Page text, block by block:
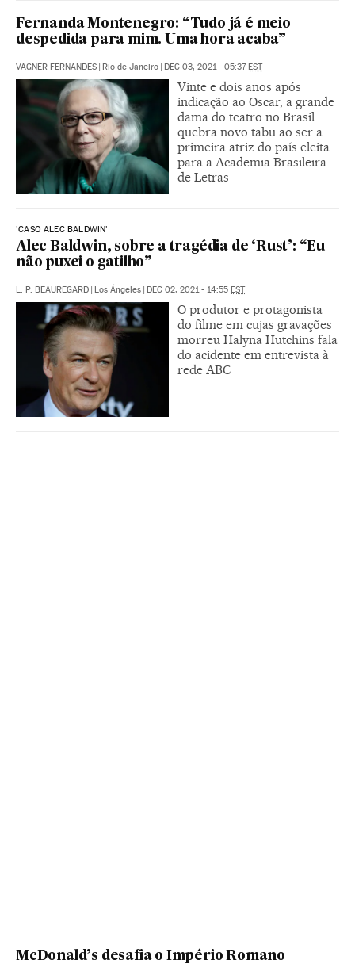
Fernanda Montenegro: “Tudo já é meio
despedida para mim. Uma hora acaba”
VAGNER FERNANDES | Rio de Janeiro | DEC 03, 2021 - 05:37EST
Vinte e dois anos após
indicação ao Oscar, a grande
dama do teatro no Brasil
quebra novo tabu ao ser a
primeira atriz do país eleita
para a Academia Brasileira
de Letras
'CASO ALEC BALDWIN'
Alec Baldwin, sobre a tragédia de ‘Rust’: “Eu
não puxei o gatilho”
L. P. BEAUREGARD | Los Ángeles | DEC 02, 2021 - 14:55 EST
O produtor e protagonista
do filme em cujas gravações
morreu Halyna Hutchins fala
do acidente em entrevista à
rede ABC
McDonald’s desafia o Império Romano